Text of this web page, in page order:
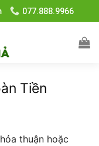
077.888.9966
Tiền
thuận hoặc